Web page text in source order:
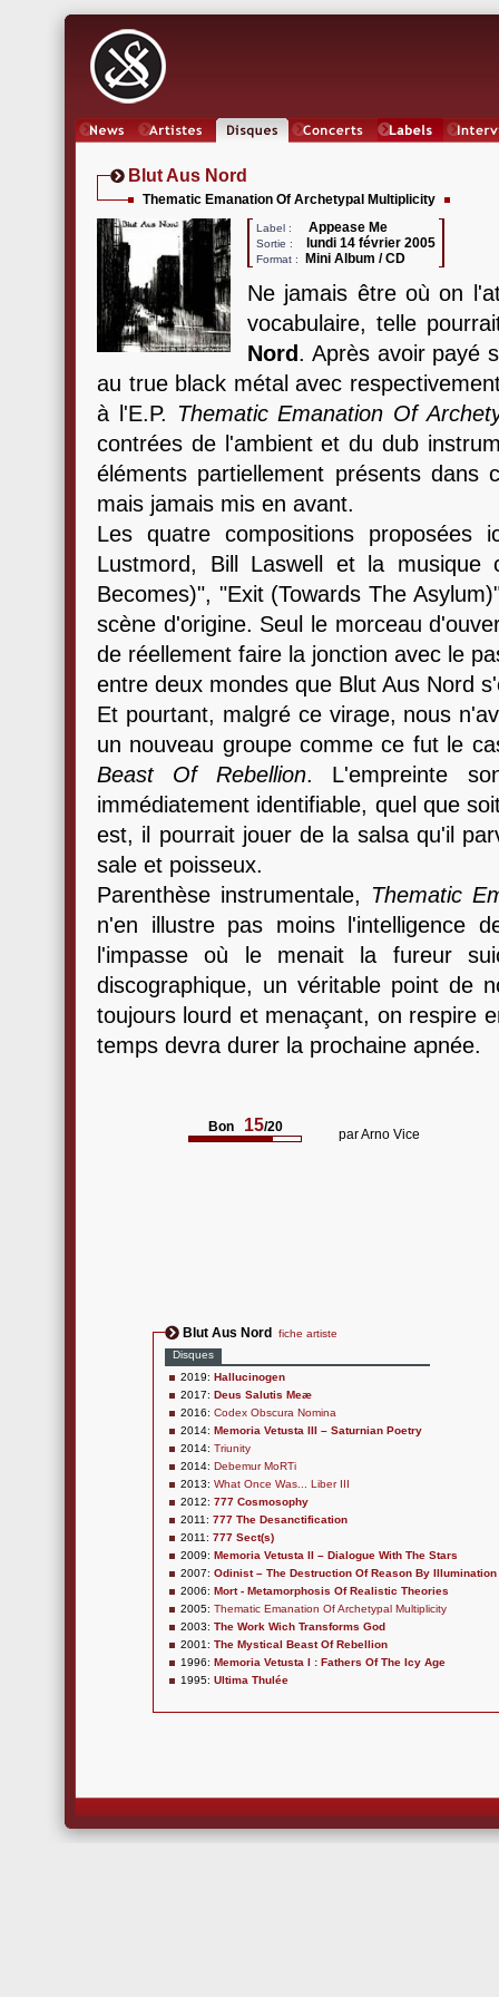
Blut Aus Nord
Thematic Emanation Of Archetypal Multiplicity
Label : Appease Me
Sortie : lundi 14 février 2005
Format : Mini Album / CD
Ne jamais être où on
vocabulaire, telle
Nord. Après avoir payé
au true black métal avec
à l'E.P. Thematic Emanation Of
contrées de l'ambient et du dub
éléments partiellement présents dans
mais jamais mis en avant.
Les quatre compositions
Lustmord, Bill Laswell et la musique
Becomes)", "Exit (Towards The
scène d'origine. Seul le morceau
de réellement faire la jonction avec le
entre deux mondes que Blut Aus Nord
Et pourtant, malgré ce virage, nous
un nouveau groupe comme ce fut le
Beast Of Rebellion. L'empreinte
immédiatement identifiable, quel que
est, il pourrait jouer de la salsa qu'il
sale et poisseux.
Parenthèse instrumentale, Thematic
n'en illustre pas moins l'intelligence
l'impasse où le menait la fureur
discographique, un véritable point de
toujours lourd et menaçant, on respire
temps devra durer la prochaine apnée.
Bon 15/20 parArno Vice
Blut Aus Nord
fiche artiste
Disques
2019: Hallucinogen
2017: Deus Salutis Meæ
2016: Codex Obscura Nomina
2014: Memoria Vetusta III – Saturnian Poetry
2014: Triunity
2014: Debemur MoRTi
2013: What Once Was... Liber III
2012: 777 Cosmosophy
2011: 777 The Desanctification
2011: 777 Sect(s)
2009: Memoria Vetusta II – Dialogue With The Stars
2007: Odinist – The Destruction Of Reason By Illumination
2006: Mort - Metamorphosis Of Realistic Theories
2005: Thematic Emanation Of Archetypal Multiplicity
2003: The Work Wich Transforms God
2001: The Mystical Beast Of Rebellion
1996: Memoria Vetusta I : Fathers Of The Icy Age
1995: Ultima Thulée